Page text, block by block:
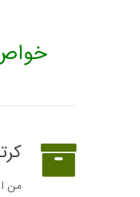
كرتون
من